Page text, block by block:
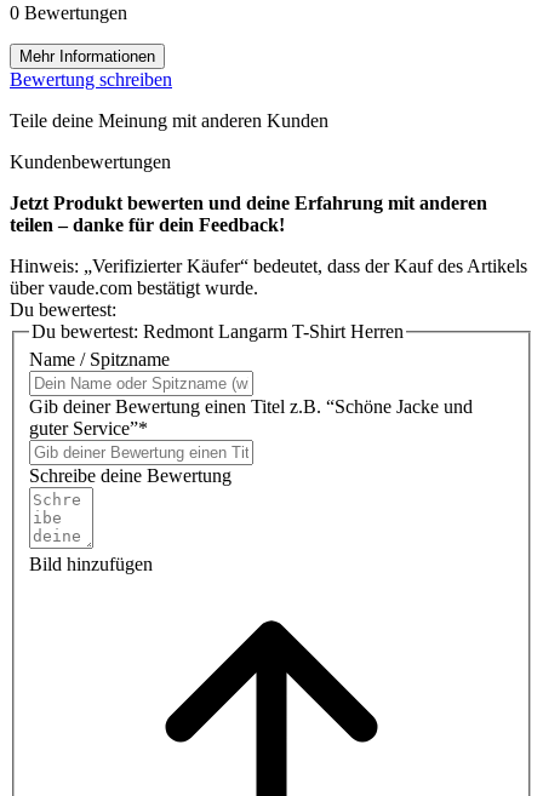
0 Bewertungen
Mehr Informationen
Bewertung schreiben
Teile deine Meinung mit anderen Kunden
Kundenbewertungen
Jetzt Produkt bewerten und deine Erfahrung mit anderen
teilen – danke für dein Feedback!
Hinweis: „Verifizierter Käufer“ bedeutet, dass der Kauf des Artikels
über vaude.com bestätigt wurde.
Du bewertest:
Du bewertest: Redmont Langarm T-Shirt Herren
Name / Spitzname
Gib deiner Bewertung einen Titel z.B. “Schöne Jacke und
guter Service”*
Schreibe deine Bewertung
Bild hinzufügen